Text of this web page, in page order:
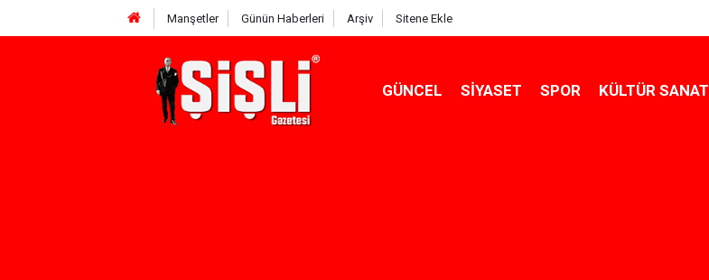
Manşetler Günün Haberleri Arşiv Sitene Ekle
GÜNCEL SIYASET SPOR KÜLTÜR SANAT